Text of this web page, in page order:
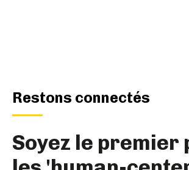
Restons connectés
Soyez le premier